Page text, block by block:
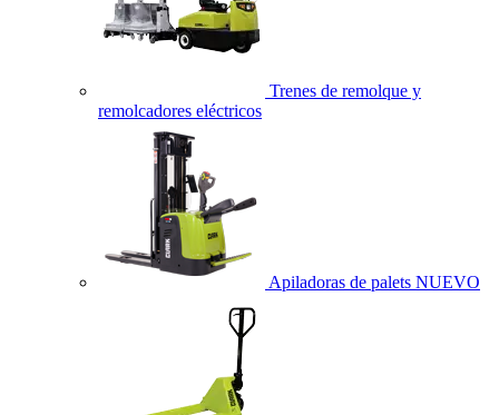
Trenes de remolque y
remolcadores eléctricos
Apiladoras de palets NUEVO